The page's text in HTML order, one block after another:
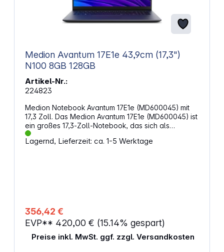
Medion Avantum 17E1e 43,9cm (17,3")
N100 8GB 128GB
Artikel-Nr.:
224823
Medion Notebook Avantum 17E1e (MD600045) mit
17,3 Zoll. Das Medion Avantum 17E1e (MD600045) ist
ein großes 17,3‑Zoll‑Notebook, das sich als
alltagstauglicher Begleiter für Office, Multimedia
und einfache Anwendungen präsentiert. Das Gerät
Office‑Arbeiten, Streaming oder
Web‑Anwendungen. Dank des Intel Processor N100
bietet das Notebook eine energieeffiziente Leistung
für typische Alltagsaufgaben wie Surfen,
Textverarbeitung oder Videokonferenzen. Die
Lagernd, Lieferzeit: ca. 1-5 Werktage
356,42 €
EVP** 420,00 € (15.14% gespart)
Preise inkl. MwSt. ggf. zzgl. Versandkosten